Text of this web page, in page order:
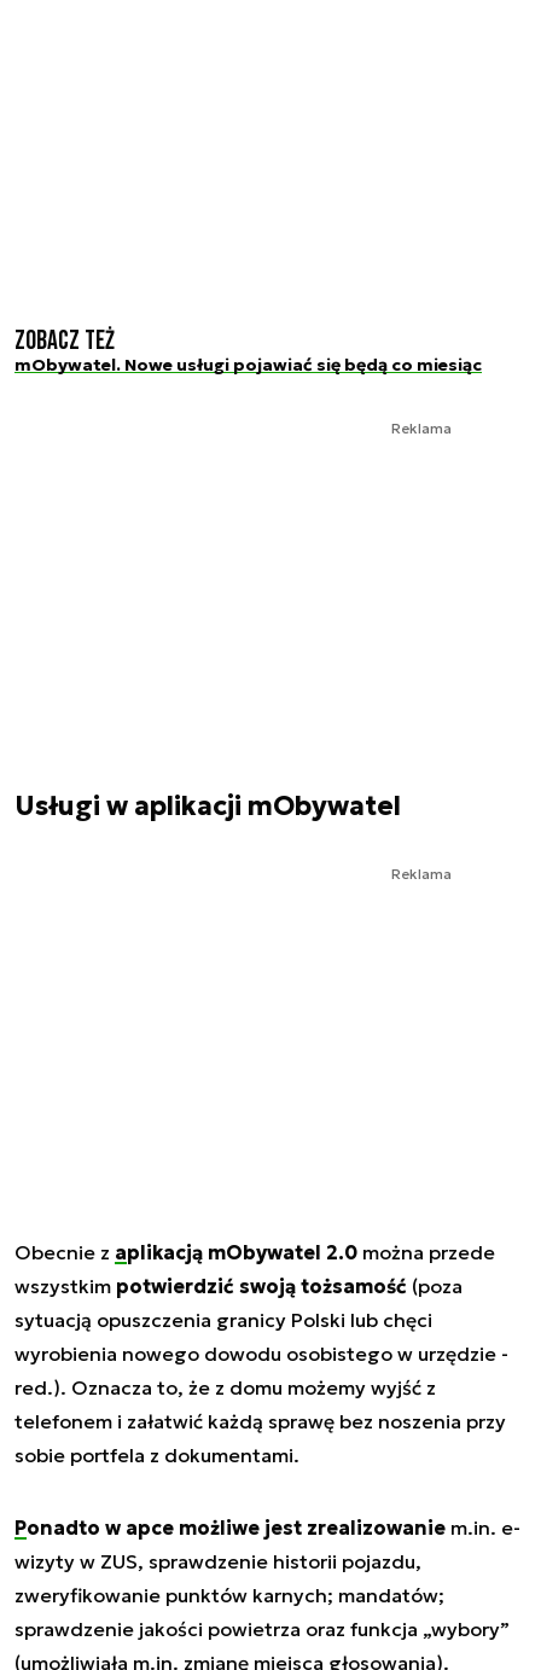
Zobacz też
mObywatel. Nowe usługi pojawiać się będą co miesiąc
Reklama
Usługi w aplikacji mObywatel
Reklama
Obecnie z aplikacją mObywatel 2.0 można przede
wszystkim potwierdzić swoją tożsamość (poza
sytuacją opuszczenia granicy Polski lub chęci
wyrobienia nowego dowodu osobistego w urzędzie -
red.). Oznacza to, że z domu możemy wyjść z
telefonem i załatwić każdą sprawę bez noszenia przy
sobie portfela z dokumentami.
Ponadto w apce możliwe jest zrealizowanie m.in. e-
wizyty w ZUS, sprawdzenie historii pojazdu,
zweryfikowanie punktów karnych; mandatów;
sprawdzenie jakości powietrza oraz funkcja „wybory”
(umożliwiała m.in. zmianę miejsca głosowania).